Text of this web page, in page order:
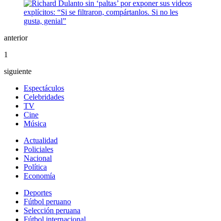
anterior
1
siguiente
Espectáculos
Celebridades
TV
Cine
Música
Actualidad
Policiales
Nacional
Política
Economía
Deportes
Fútbol peruano
Selección peruana
Fútbol internacional